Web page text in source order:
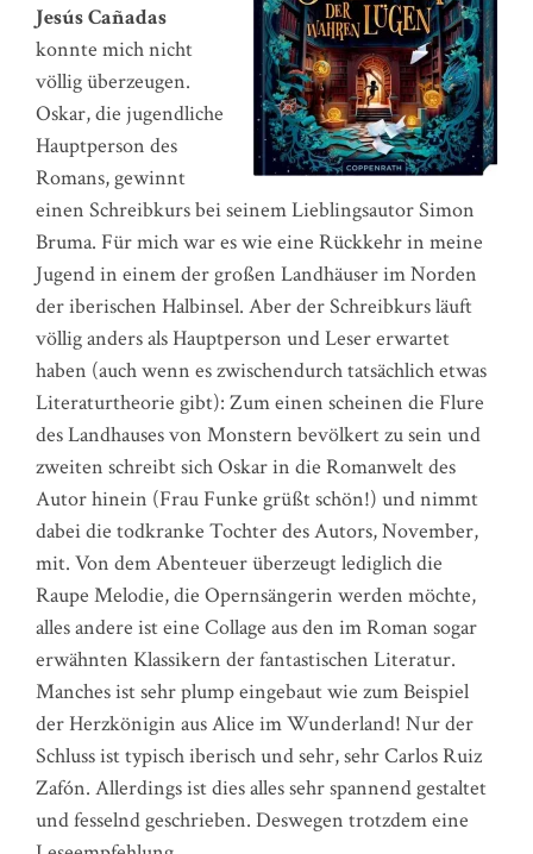
Jesús Cañadas
konnte mich nicht
völlig überzeugen.
Oskar, die jugendliche
Hauptperson des
Romans, gewinnt
einen Schreibkurs bei seinem Lieblingsautor Simon
Bruma. Für mich war es wie eine Rückkehr in meine
Jugend in einem der großen Landhäuser im Norden
der iberischen Halbinsel. Aber der Schreibkurs läuft
völlig anders als Hauptperson und Leser erwartet
haben (auch wenn es zwischendurch tatsächlich etwas
Literaturtheorie gibt): Zum einen scheinen die Flure
des Landhauses von Monstern bevölkert zu sein und
zweiten schreibt sich Oskar in die Romanwelt des
Autor hinein (Frau Funke grüßt schön!) und nimmt
dabei die todkranke Tochter des Autors, November,
mit. Von dem Abenteuer überzeugt lediglich die
Raupe Melodie, die Opernsängerin werden möchte,
alles andere ist eine Collage aus den im Roman sogar
erwähnten Klassikern der fantastischen Literatur.
Manches ist sehr plump eingebaut wie zum Beispiel
der Herzkönigin aus Alice im Wunderland! Nur der
Schluss ist typisch iberisch und sehr, sehr Carlos Ruiz
Zafón. Allerdings ist dies alles sehr spannend gestaltet
und fesselnd geschrieben. Deswegen trotzdem eine